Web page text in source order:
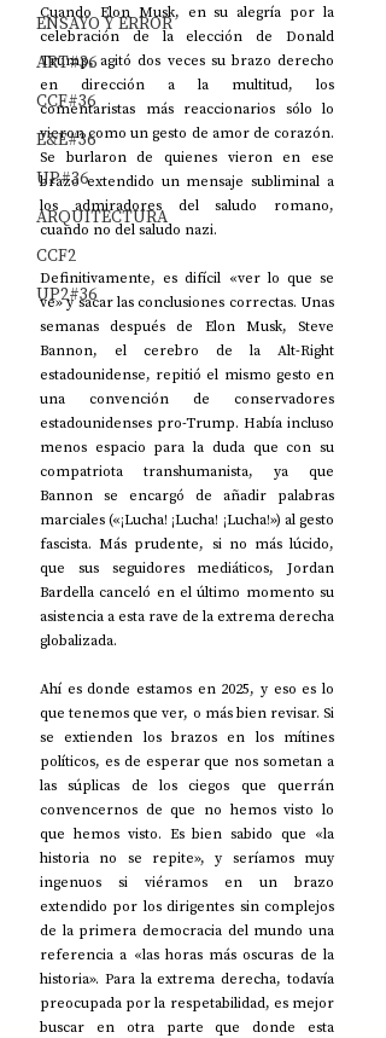
ENSAYO Y ERROR
ART#36
CCF#36
E&E#36
UP#36
ARQUITECTURA
CCF2
UP2#36
Cuando Elon Musk, en su alegría por la
celebración de la elección de Donald
Trump, agitó dos veces su brazo derecho
en dirección a la multitud, los
comentaristas más reaccionarios sólo lo
vieron como un gesto de amor de corazón.
Se burlaron de quienes vieron en ese
brazo extendido un mensaje subliminal a
los admiradores del saludo romano,
cuando no del saludo nazi.
Definitivamente, es difícil «ver lo que se
ve» y sacar las conclusiones correctas. Unas
semanas después de Elon Musk, Steve
Bannon, el cerebro de la Alt-Right
estadounidense, repitió el mismo gesto en
una convención de conservadores
estadounidenses pro-Trump. Había incluso
menos espacio para la duda que con su
compatriota transhumanista, ya que
Bannon se encargó de añadir palabras
marciales («¡Lucha! ¡Lucha! ¡Lucha!») al gesto
fascista. Más prudente, si no más lúcido,
que sus seguidores mediáticos, Jordan
Bardella canceló en el último momento su
asistencia a esta rave de la extrema derecha
globalizada.
Ahí es donde estamos en 2025, y eso es lo
que tenemos que ver, o más bien revisar. Si
se extienden los brazos en los mítines
políticos, es de esperar que nos sometan a
las súplicas de los ciegos que querrán
convencernos de que no hemos visto lo
que hemos visto. Es bien sabido que «la
historia no se repite», y seríamos muy
ingenuos si viéramos en un brazo
extendido por los dirigentes sin complejos
de la primera democracia del mundo una
referencia a «las horas más oscuras de la
historia». Para la extrema derecha, todavía
preocupada por la respetabilidad, es mejor
buscar en otra parte que donde esta